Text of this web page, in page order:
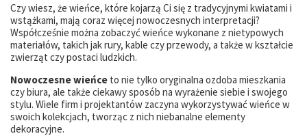
Czy wiesz, że wieńce, które kojarzą Ci się z tradycyjnymi kwiatami i
wstążkami, mają coraz więcej nowoczesnych interpretacji?
Współcześnie można zobaczyć wieńce wykonane z nietypowych
materiałów, takich jak rury, kable czy przewody, a także w kształcie
zwierząt czy postaci ludzkich.
Nowoczesne wieńce to nie tylko oryginalna ozdoba mieszkania
czy biura, ale także ciekawy sposób na wyrażenie siebie i swojego
stylu. Wiele firm i projektantów zaczyna wykorzystywać wieńce w
swoich kolekcjach, tworząc z nich niebanalne elementy
dekoracyjne.